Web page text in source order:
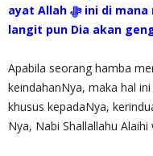
ayat Allah ‎ﷻ ini di mana maha berkuasa-Nya Dia kerana
langit pun Dia akan
Apabila seorang hamba
keindahanNya, maka hal
khusus kepadaNya,
Nya, Nabi Shallallahu